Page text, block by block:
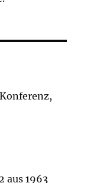
aus 1963